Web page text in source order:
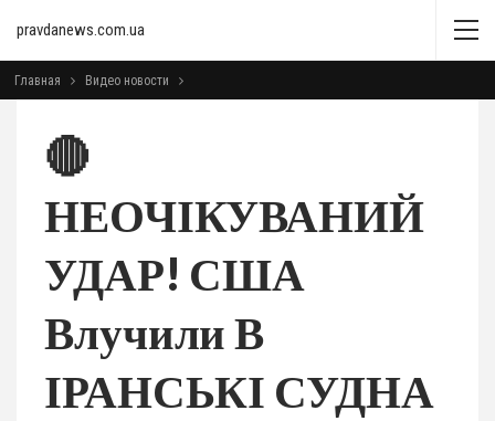
pravdanews.com.ua
Главная Видео новости
🔴
НЕОЧІКУВАНИЙ
УДАР! США
Влучили В
ІРАНСЬКІ СУДНА